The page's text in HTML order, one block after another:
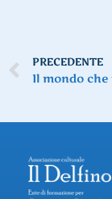
PRECEDENTE